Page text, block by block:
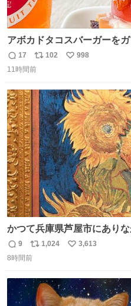
アボカドタコスバーガーを
ッションフルーツティーを
タコスバーガーをガブッと
返
信
17
リ
ポ
ト
数
102
い
数
998
11時間前
かつて兵庫県芦屋市にあり
日の阪神大空襲の折に残念
の「 #ヒマワリ 」。 当館は、東京都にある武者小路実篤記
り陶板で原寸大に再現し、
大塚国際美術館
返
信
9
リ
ポ
ト
数
1,024
い
数
3,613
8時間前